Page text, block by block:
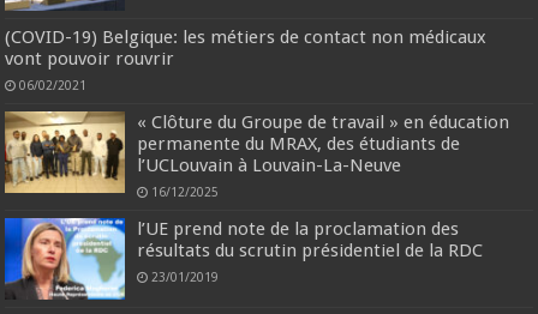
(COVID-19) Belgique: les métiers de contact non médicaux
vont pouvoir rouvrir
06/02/2021
« Clôture du Groupe de travail » en éducation
permanente du MRAX, des étudiants de
l’UCLouvain à Louvain-La-Neuve
16/12/2025
l’UE prend note de la proclamation des
résultats du scrutin présidentiel de la RDC
23/01/2019